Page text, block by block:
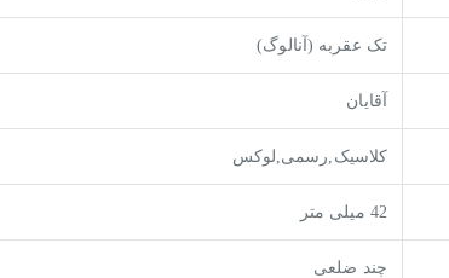
تک عقربه (آنالوگ)
آقایان
کلاسیک,رسمی,لوکس
42 میلی متر
چند ضلعی